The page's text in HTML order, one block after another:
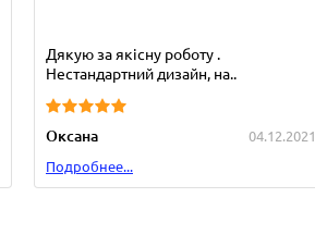
Дякую за якісну роботу .
Нестандартний дизайн, на..
Оксана
04.12.2021
Подробнее...